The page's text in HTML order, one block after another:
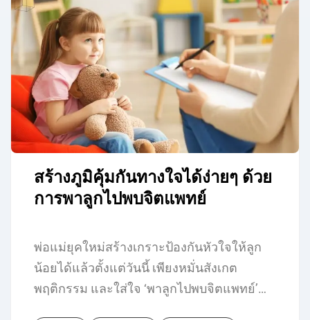
สร้างภูมิคุ้มกันทางใจได้ง่ายๆ ด้วย
การพาลูกไปพบจิตแพทย์
พ่อแม่ยุคใหม่สร้างเกราะป้องกันหัวใจให้ลูก
น้อยได้แล้วตั้งแต่วันนี้ เพียงหมั่นสังเกต
พฤติกรรม และใส่ใจ ‘พาลูกไปพบจิตแพทย์’…